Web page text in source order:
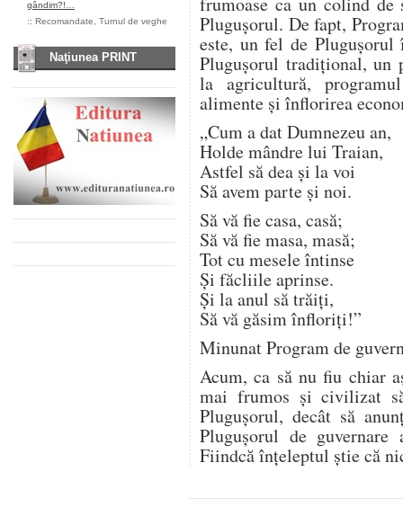
gândim?!…
:: Recomandate Turnul de veghe
Naţiunea PRINT
Pluguşorul. De fapt,
este, un fel de
Pluguşorul tradiţional, un
la agricultură,
alimente şi înflorirea
„Cum a dat Dumnezeu an,
Holde mândre lui Traian,
Astfel să dea şi la voi
Să avem parte şi noi.
Să vă fie casa, casă;
Să vă fie masa, masă;
Tot cu mesele întinse
Şi făcliile aprinse.
Şi la anul să trăiţi,
Să vă găsim înfloriţi!”
Minunat Program de
Acum, ca să nu fiu chiar
mai frumos şi civilizat
Pluguşorul, decât să
Pluguşorul de
Fiindcă înţeleptul ştie că